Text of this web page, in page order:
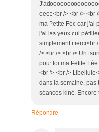
eeee<br /> <br /> <br
ma Petite Fée car j'ai
j'ai les yeux qui
simplement merci<br
/> <br /> <br /> Un
pour toi ma Petite
<br /> <br />
dans la semaine, pas
séances kiné. Encore
Répondre